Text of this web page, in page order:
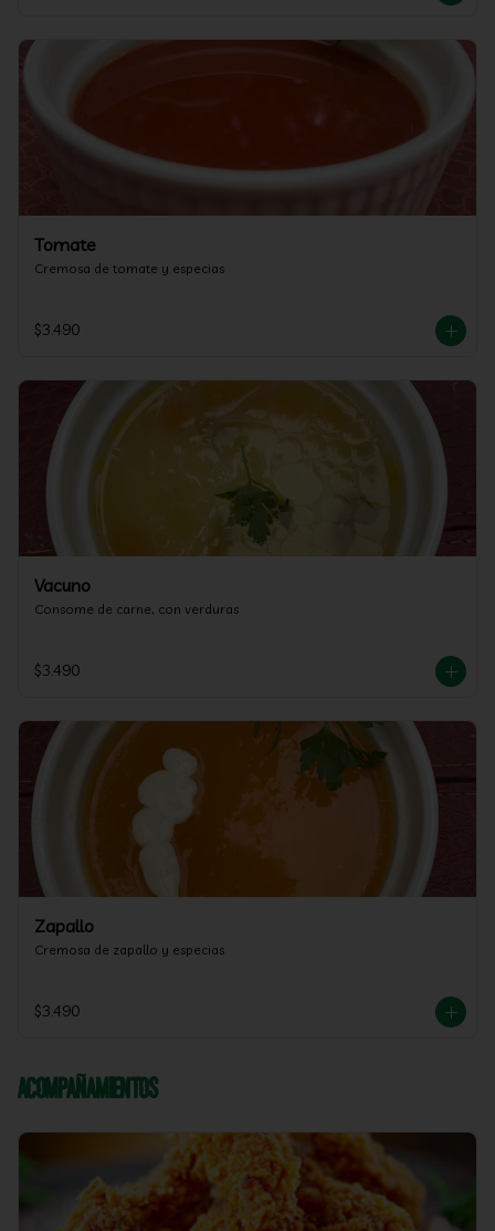
Tomate
Cremosa de tomate y especias
$3.490
Vacuno
Consome de carne, con verduras
$3.490
Zapallo
Cremosa de zapallo y especias
$3.490
Acompañamientos